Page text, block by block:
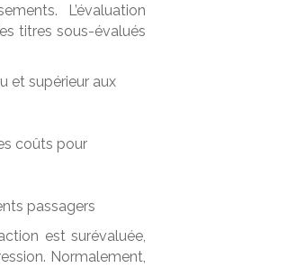
L’évaluation
titres sous-évalués
et supérieur aux
coûts pour
passagers
est surévaluée,
Normalement,